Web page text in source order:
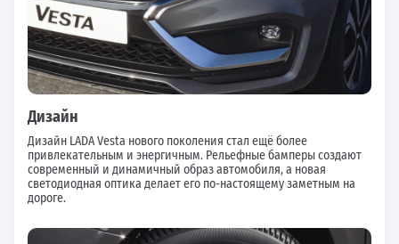
Дизайн
Дизайн LADA Vesta нового поколения стал ещё более
привлекательным и энергичным. Рельефные бамперы создают
современный и динамичный образ автомобиля, а новая
светодиодная оптика делает его по-настоящему заметным на
дороге.